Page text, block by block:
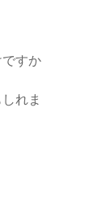
すか
れま